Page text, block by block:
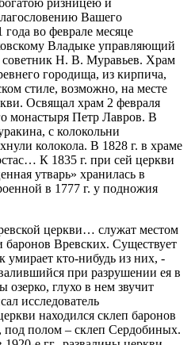
ризницею и
Вашего
во феврале месяце
Владыке управляющий
советник Н. В. Муравьев. Храм
городища, из кирпича,
стиле, возможно, на месте
Освящал храм 2 февраля
монастыря Петр Лавров. В
с колокольни
колокола. В 1828 г. в храме
К 1835 г. при сей церкви
утварь» хранилась в
в 1777 г. у подножия
церкви… служат местом
баронов Вревских. Существует
умирает кто-нибудь из них, -
при разрушении ея в
глухо в нем звучит
исследователь
находился склеп баронов
под полом – склеп Сердобиных.